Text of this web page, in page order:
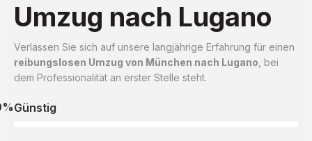
Umzug nach Lugano
Verlassen Sie sich auf unsere langjährige Erfahrung für einen
reibungslosen Umzug von München nach Lugano , bei
dem Professionalität an erster Stelle steht.
Günstig